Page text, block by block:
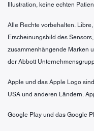
Illustration, keine echten
Alle Rechte vorbehalten.
Erscheinungsbild des
zusammenhängende Marken
der Abbott
Apple und das Apple Logo
USA und anderen Ländern.
Google Play und das Google